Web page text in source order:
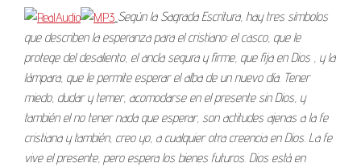
Según la Sagrada Escritura, hay tres símbolos
que describen la esperanza para el cristiano: el casco, que le
protege del desaliento, el ancla segura y firme, que fija en Dios , y la
lámpara, que le permite esperar el alba de un nuevo día. Tener
miedo, dudar y temer, acomodarse en el presente sin Dios, y
también el no tener nada que esperar, son actitudes ajenas a la fe
cristiana y también, creo yo, a cualquier otra creencia en Dios. La fe
vive el presente, pero espera los bienes futuros. Dios está en